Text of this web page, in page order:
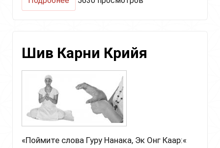
Крийя
счастливого
Шив Карни Крийя
«Поймите слова Гуру Нанака, Эк Онг Каар:«